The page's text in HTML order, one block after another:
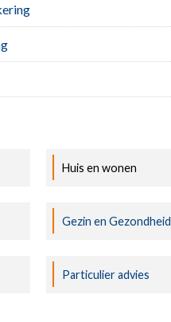
Huis en wonen
Gezin en Gezondheid
Particulier advies